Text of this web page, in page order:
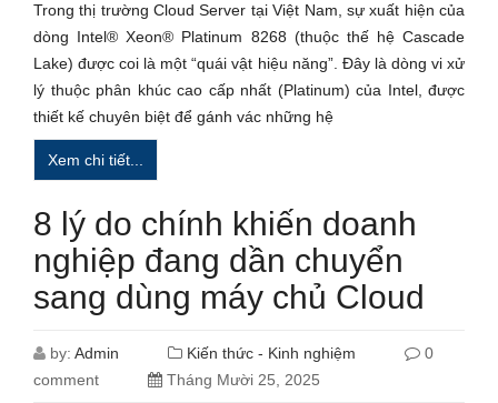
Trong thị trường Cloud Server tại Việt Nam, sự xuất hiện của
dòng Intel® Xeon® Platinum 8268 (thuộc thế hệ Cascade
Lake) được coi là một “quái vật hiệu năng”. Đây là dòng vi xử
lý thuộc phân khúc cao cấp nhất (Platinum) của Intel, được
thiết kế chuyên biệt để gánh vác những hệ
Xem chi tiết...
8 lý do chính khiến doanh
nghiệp đang dần chuyển
sang dùng máy chủ Cloud
by: Admin Kiến thức - Kinh nghiệm
0
comment
Tháng Mười 25, 2025